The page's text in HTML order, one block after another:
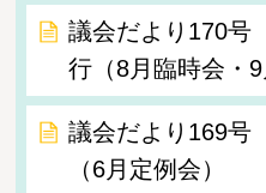
議会だより170
行（8月臨時会・9
議会だより169
（6月定例会）